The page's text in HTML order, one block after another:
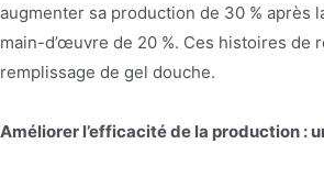
augmenter sa production de 30 % après
main-d’œuvre de 20 %. Ces histoires de
remplissage de gel douche.
Améliorer l’efficacité de la production :